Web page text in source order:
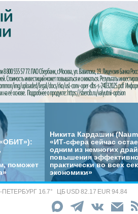
поможет
Никита Кардашин
«ИТ-сфера сейчас
одним из немногих
повышения
практически во всех
экономики»
ПЕТЕРБУРГ 16.7° ЦБ USD 82.17 EUR 94.84